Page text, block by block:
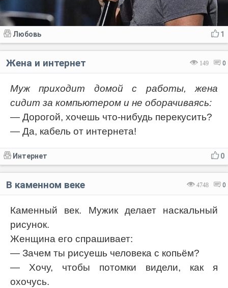
1
Любовь
149 0
Жена и интернет
Муж приходит домой с работы, жена
сидит за компьютером и не оборачиваясь:
— Дорогой, хочешь что-нибудь перекусить?
— Да, кабель от интернета!
0
Интернет
4748 0
В каменном веке
Каменный век. Мужик делает наскальный
рисунок.
Женщина его спрашивает:
— Зачем ты рисуешь человека с копьём?
— Хочу, чтобы потомки видели, как я
охочусь.